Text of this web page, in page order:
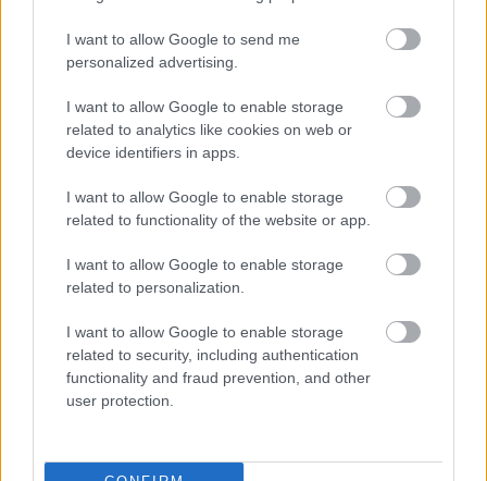
I want to allow Google to send me
personalized advertising.
I want to allow Google to enable storage
related to analytics like cookies on web or
device identifiers in apps.
I want to allow Google to enable storage
related to functionality of the website or app.
I want to allow Google to enable storage
related to personalization.
I want to allow Google to enable storage
related to security, including authentication
functionality and fraud prevention, and other
user protection.
Évtizedekig bizonyosan nem tudja finanszírozni
Simicska sem e pénznyelőit, de a következő
választásokig még biztosan
RTL Klubbabeletört a bicskájuk a fiúknak – és
ebből még baj lehet. A nyíltan ellenzéki híradó
mellett a jelek szerint terjeszkedni kezdett a cég –
persze ha valaki mögött Németország áll, viszonylag
könnyen int be a kedves vezetőnek. A 24.hu-ba
ám ez a jövő év közepére könnyen 100 százalékra is
felfuthat. A jobb napokat is látott portálban pedig
megüresedő pozíciókat.
Hiszen az online média is erős mozgásban van:
egyre-másra tűnnek fel a habonyista oldalacskák,